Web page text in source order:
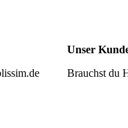
Unser
Brauchst du